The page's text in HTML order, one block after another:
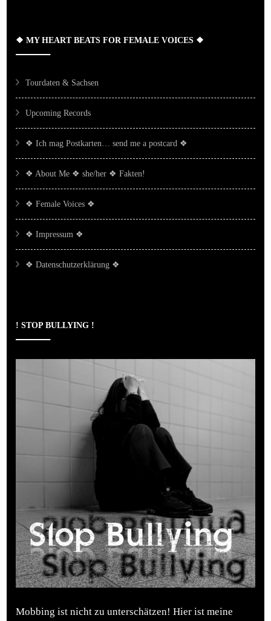
❖ MY HEART BEATS FOR FEMALE VOICES ❖
Tourdaten & Sachsen
Upcoming Records
❖ Ich mag Postkarten… send me a postcard ❖
❖ About Me ❖ she/her ❖ Fakten!
❖ Female Voices ❖
❖ Impressum ❖
❖ Datenschutzerklärung ❖
! STOP BULLYING !
Mobbing ist nicht zu unterschätzen! Hier ist meine